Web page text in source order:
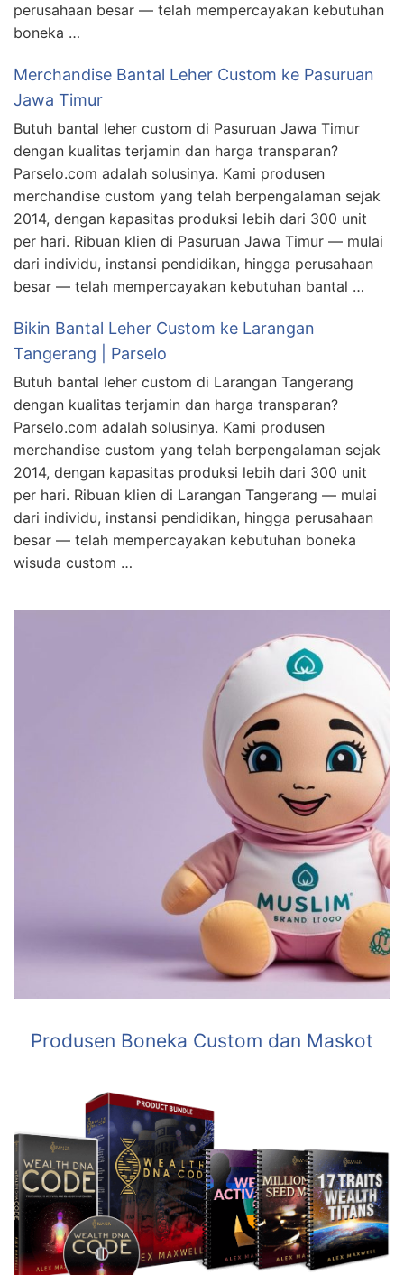
perusahaan besar — telah mempercayakan kebutuhan
boneka …
Merchandise Bantal Leher Custom ke Pasuruan
Jawa Timur
Butuh bantal leher custom di Pasuruan Jawa Timur
dengan kualitas terjamin dan harga transparan?
Parselo.com adalah solusinya. Kami produsen
merchandise custom yang telah berpengalaman sejak
2014, dengan kapasitas produksi lebih dari 300 unit
per hari. Ribuan klien di Pasuruan Jawa Timur — mulai
dari individu, instansi pendidikan, hingga perusahaan
besar — telah mempercayakan kebutuhan bantal …
Bikin Bantal Leher Custom ke Larangan
Tangerang | Parselo
Butuh bantal leher custom di Larangan Tangerang
dengan kualitas terjamin dan harga transparan?
Parselo.com adalah solusinya. Kami produsen
merchandise custom yang telah berpengalaman sejak
2014, dengan kapasitas produksi lebih dari 300 unit
per hari. Ribuan klien di Larangan Tangerang — mulai
dari individu, instansi pendidikan, hingga perusahaan
besar — telah mempercayakan kebutuhan boneka
wisuda custom …
Produsen Boneka Custom dan Maskot